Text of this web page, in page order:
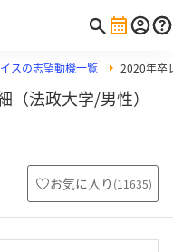
スの志望動機一覧 2020年卒
（法政大学/男性）
お気に入り (11635)